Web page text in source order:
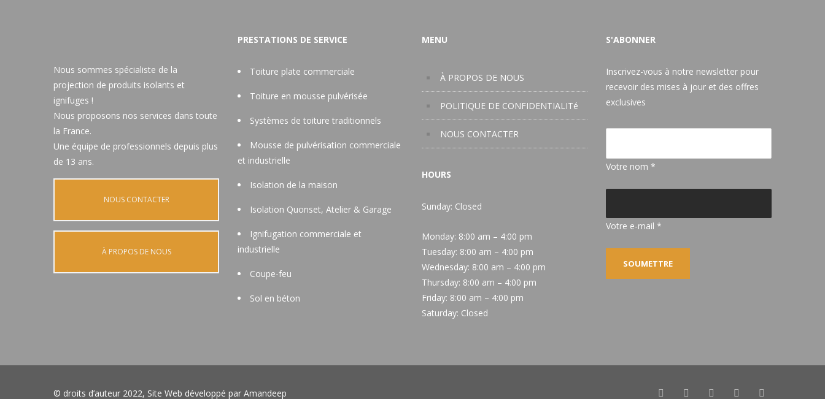
Nous sommes spécialiste de la
projection de produits isolants et
ignifuges !
Nous proposons nos services dans toute
la France.
Une équipe de professionnels depuis plus
de 13 ans.
NOUS CONTACTER
À PROPOS DE NOUS
PRESTATIONS DE SERVICE
Toiture plate commerciale
Toiture en mousse pulvérisée
Systèmes de toiture traditionnels
Mousse de pulvérisation commerciale
et industrielle
Isolation de la maison
Isolation Quonset, Atelier & Garage
Ignifugation commerciale et
industrielle
Coupe-feu
Sol en béton
MENU
À PROPOS DE NOUS
POLITIQUE DE CONFIDENTIALITé
NOUS CONTACTER
HOURS
Sunday: Closed
Monday: 8:00 am – 4:00 pm
Tuesday: 8:00 am – 4:00 pm
Wednesday: 8:00 am – 4:00 pm
Thursday: 8:00 am – 4:00 pm
Friday: 8:00 am – 4:00 pm
Saturday: Closed
S'ABONNER
Inscrivez-vous à notre newsletter pour
recevoir des mises à jour et des offres
exclusives
Votre nom *
Votre e-mail *
© droits d’auteur 2022, Site Web développé par Amandeep